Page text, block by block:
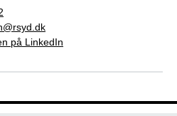
på LinkedIn